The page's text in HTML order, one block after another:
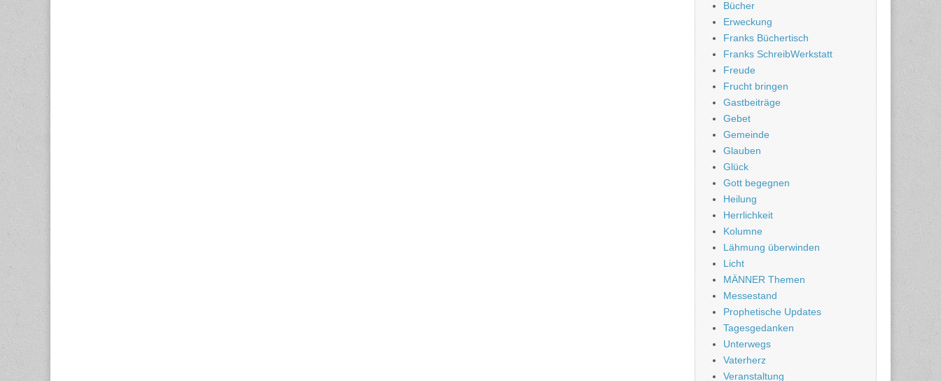
Bücher
Erweckung
Franks Büchertisch
Franks SchreibWerkstatt
Freude
Frucht bringen
Gastbeiträge
Gebet
Gemeinde
Glauben
Glück
Gott begegnen
Heilung
Herrlichkeit
Kolumne
Lähmung überwinden
Licht
MÄNNER Themen
Messestand
Prophetische Updates
Tagesgedanken
Unterwegs
Vaterherz
Veranstaltung